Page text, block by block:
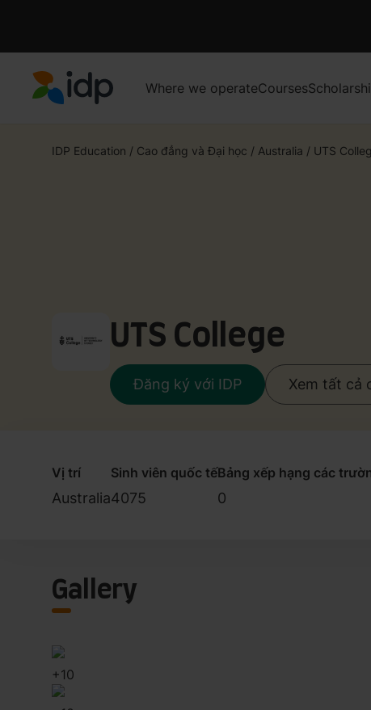
Where we operateCourses
IDP Education / Cao đẳng và Đại học / Australia / UTS
UTS College
Đăng ký với IDP Xem tất cả
Vị trí
Australia
Sinh viên quốc tế
4075
Bảng xếp hạng các
0
Gallery
+10